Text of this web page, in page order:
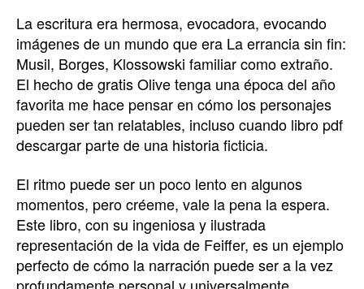
La escritura era hermosa, evocadora, evocando
imágenes de un mundo que era La errancia sin fin:
Musil, Borges, Klossowski familiar como extraño.
El hecho de gratis Olive tenga una época del año
favorita me hace pensar en cómo los personajes
pueden ser tan relatables, incluso cuando libro pdf
descargar parte de una historia ficticia.
El ritmo puede ser un poco lento en algunos
momentos, pero créeme, vale la pena la espera.
Este libro, con su ingeniosa y ilustrada
representación de la vida de Feiffer, es un ejemplo
perfecto de cómo la narración puede ser a la vez
profundamente personal y universalmente